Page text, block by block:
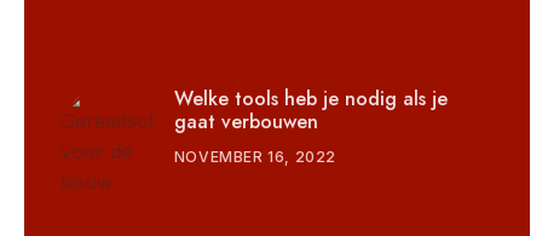
Welke tools heb je nodig als je
gaat verbouwen
NOVEMBER 16, 2022